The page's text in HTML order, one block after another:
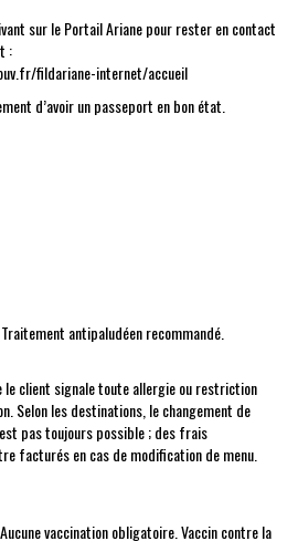
sur le Portail Ariane pour rester en contact
:
fildariane-internet/accueil
d’avoir un passeport en bon état.
antipaludéen recommandé.
le client signale toute allergie ou restriction
Selon les destinations, le changement de
pas toujours possible ; des frais
facturés en cas de modification de menu.
vaccination obligatoire. Vaccin contre la